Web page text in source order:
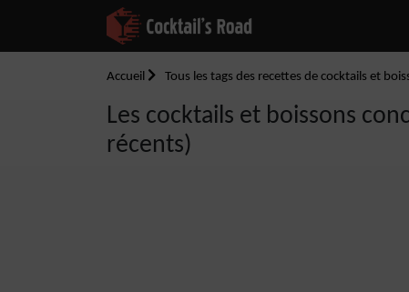
Accueil Tous les tags des recettes de cocktails et
Les cocktails et boissons
récents)